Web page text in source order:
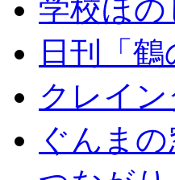
学校ほの
日刊「鶴
クレイン
ぐんまの